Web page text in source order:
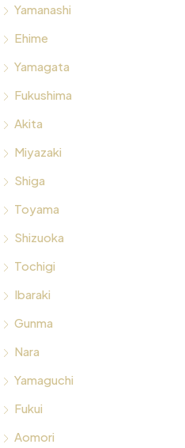
Yamanashi
Ehime
Yamagata
Fukushima
Akita
Miyazaki
Shiga
Toyama
Shizuoka
Tochigi
Ibaraki
Gunma
Nara
Yamaguchi
Fukui
Aomori